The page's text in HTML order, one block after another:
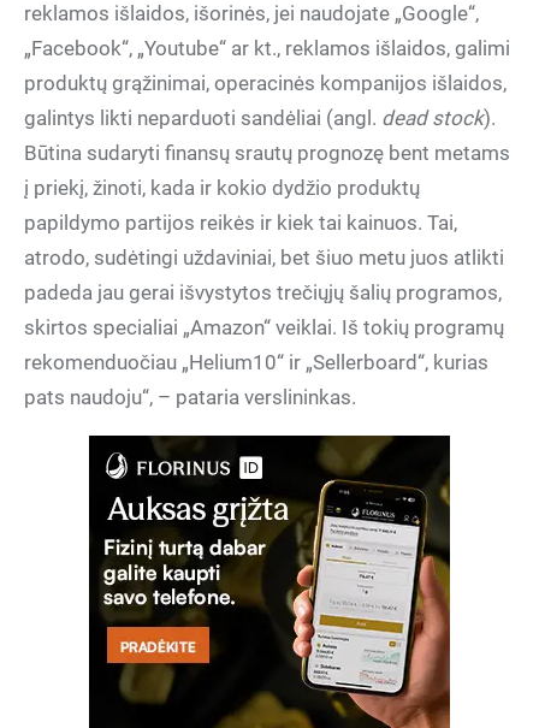
reklamos išlaidos, išorinės, jei naudojate „Google“,
„Facebook“, „Youtube“ ar kt., reklamos išlaidos, galimi
produktų grąžinimai, operacinės kompanijos išlaidos,
galintys likti neparduoti sandėliai (angl. dead stock).
Būtina sudaryti finansų srautų prognozę bent metams
į priekį, žinoti, kada ir kokio dydžio produktų
papildymo partijos reikės ir kiek tai kainuos. Tai,
atrodo, sudėtingi uždaviniai, bet šiuo metu juos atlikti
padeda jau gerai išvystytos trečiųjų šalių programos,
skirtos specialiai „Amazon“ veiklai. Iš tokių programų
rekomenduočiau „Helium10“ ir „Sellerboard“, kurias
pats naudoju“, – pataria verslininkas.